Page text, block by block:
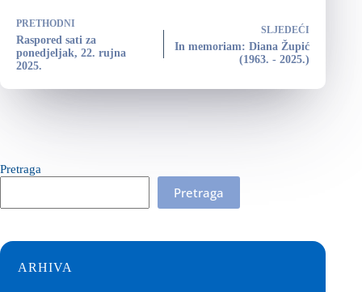
PRETHODNI
Raspored sati za
ponedjeljak, 22. rujna
2025.
SLJEDEĆI
In memoriam: Diana Župić
(1963. - 2025.)
Pretraga
Pretraga
ARHIVA